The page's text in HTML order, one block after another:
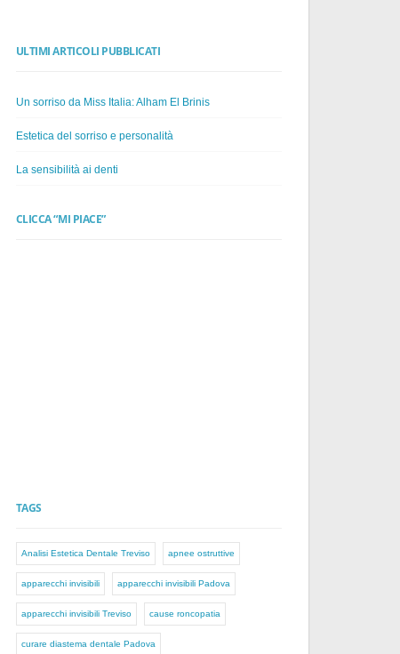
ULTIMI ARTICOLI PUBBLICATI
Un sorriso da Miss Italia: Alham El Brinis
Estetica del sorriso e personalità
La sensibilità ai denti
CLICCA “MI PIACE”
TAGS
Analisi Estetica Dentale Treviso apnee ostruttive
apparecchi invisibili apparecchi invisibili Padova
apparecchi invisibili Treviso cause roncopatia
curare diastema dentale Padova